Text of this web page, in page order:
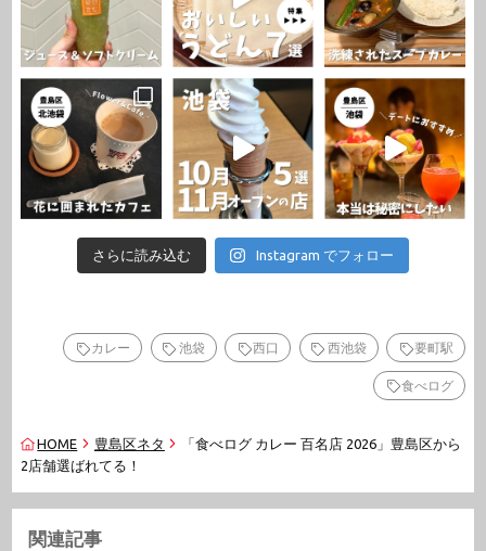
さらに読み込む Instagram でフォロー
カレー 池袋 西口 西池袋 要町駅
食べログ
HOME 豊島区ネタ
「食べログ カレー 百名店 2026」豊島区から
2店舗選ばれてる！
関連記事